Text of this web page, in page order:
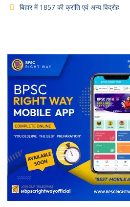
बिहार में 1857 की क्रांति एवं अन्य विद्रोह